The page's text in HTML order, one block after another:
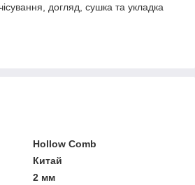
догляд, сушка та укладка
Hollow Comb
Китай
2 мм